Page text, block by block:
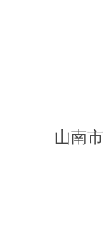
山南